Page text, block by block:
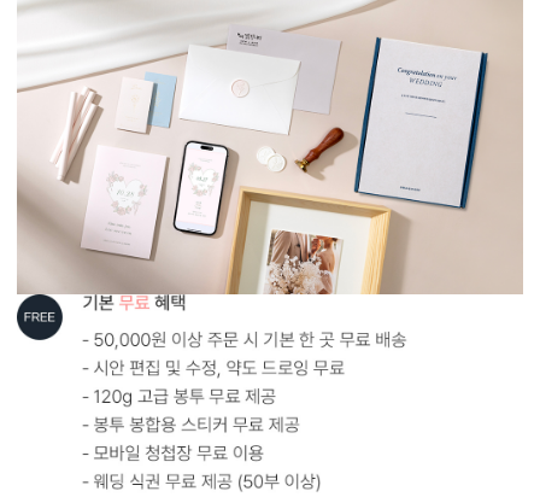
형태 및 구성
카드 115x173(mm) / 세로3단 / 봉투120x180(mm)